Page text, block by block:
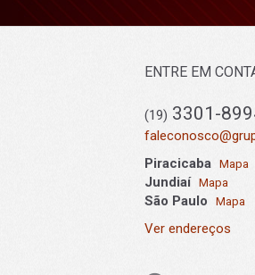
ENTRE EM
(19) 3301-
Piracicaba Mapa
Jundiaí Mapa
São Paulo Mapa
Ver endereços